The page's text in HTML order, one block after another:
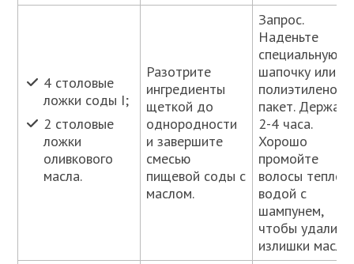
4 столовые
ложки соды I;
2 столовые
ложки
оливкового
масла.
Разотрите
ингредиенты
щеткой до
однородности
и завершите
смесью
пищевой соды с
маслом.
Запрос.
Наденьте
специальную
шапочку или
пакет. Держать
2-4 часа.
Хорошо
промойте
волосы теплой
водой с
шампунем,
чтобы удалить
излишки масла.